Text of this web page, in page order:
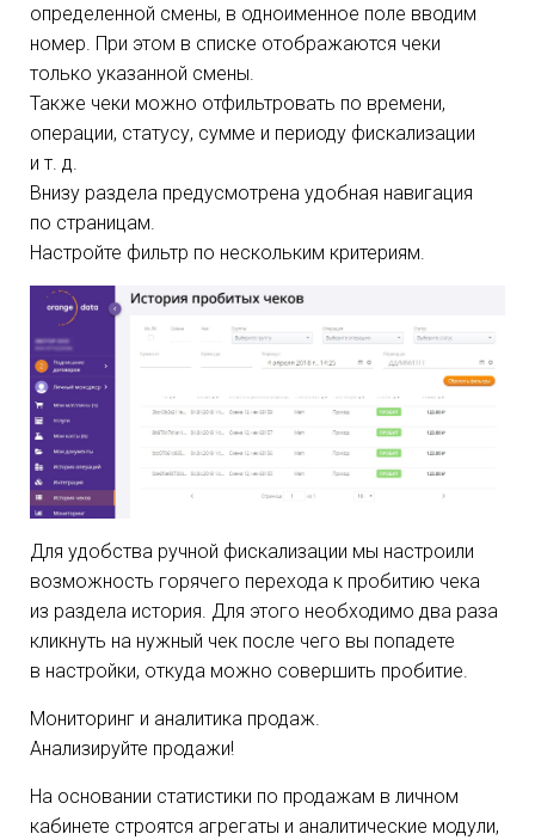
определенной смены, в одноименное поле вводим
номер. При этом в списке отображаются чеки
только указанной смены.
Также чеки можно отфильтровать по времени,
операции, статусу, сумме и периоду фискализации
и т. д.
Внизу раздела предусмотрена удобная навигация
по страницам.
Настройте фильтр по нескольким критериям.
Для удобства ручной фискализации мы настроили
возможность горячего перехода к пробитию чека
из раздела история. Для этого необходимо два раза
кликнуть на нужный чек после чего вы попадете
в настройки, откуда можно совершить пробитие.
Мониторинг и аналитика продаж.
Анализируйте продажи!
На основании статистики по продажам в личном
кабинете строятся агрегаты и аналитические модули,